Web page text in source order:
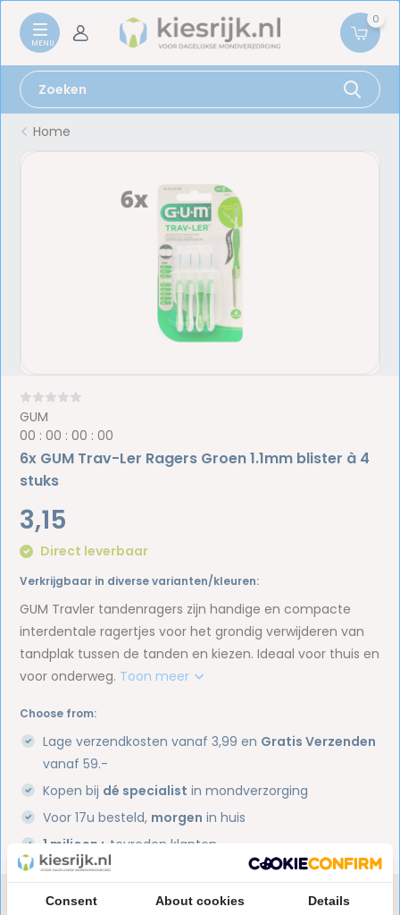
0
Home
GUM
00 :00 :00 :00
6x GUM Trav-Ler Ragers Groen 1.1mm blister à 4
stuks
3,15
Direct leverbaar
Verkrijgbaar in diverse varianten/kleuren:
GUM Travler tandenragers zijn handige en compacte
interdentale ragertjes voor het grondig verwijderen van
tandplak tussen de tanden en kiezen. Ideaal voor thuis en
voor onderweg. Toon meer
Choose from:
Lage verzendkosten vanaf 3,99 en Gratis Verzenden
vanaf 59.-
Kopen bij dé specialist in mondverzorging
Voor 17u besteld, morgen in huis
1 miljoen+ tevreden klanten
Heb je een vraag over dit product?
Consent About cookies Details